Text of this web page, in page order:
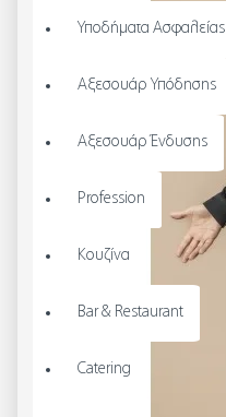
Υποδήματα Ασφαλείας
Αξεσουάρ Υπόδησης
Αξεσουάρ Ένδυσης
Profession
Κουζίνα
Bar & Restaurant
Catering